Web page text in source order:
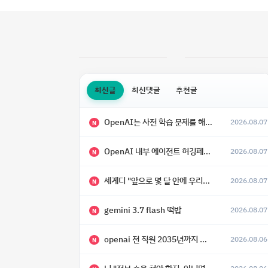
최신글 최신댓글 추천글
N OpenAI는 사전 학습 문제를 해결했으며, 'Doug'라는 코드명을 가진 훨씬 더 큰 모델을 활발히 개발 중 2026.08.07
N OpenAI 내부 에이전트 허깅페이스 해킹 사건 정리 2026.08.07
N 세게디 "앞으로 몇 달 안에 우리는 전복적 AI, 적대적 AI 둘 다 보게 될 것" 2026.08.07
N gemini 3.7 flash 떡밥 2026.08.07
N openai 전 직원 2035년까지 텔레파시가 어떻게 생길 수 있는지 2026.08.06